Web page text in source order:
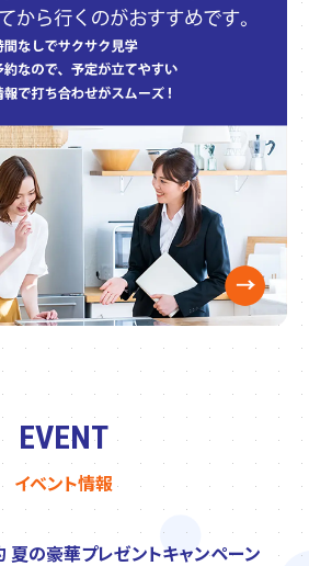
EVENT
イベント情報
の豪華プレゼントキャンペーン